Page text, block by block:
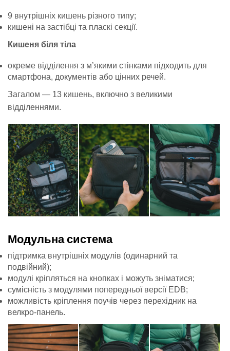
9 внутрішніх кишень різного типу;
кишені на застібці та пласкі секції.
Кишеня біля тіла
окреме відділення з м’якими стінками підходить для
смартфона, документів або цінних речей.
Загалом — 13 кишень, включно з великими
відділеннями.
Модульна система
підтримка внутрішніх модулів (одинарний та
подвійний);
модулі кріпляться на кнопках і можуть зніматися;
сумісність з модулями попередньої версії EDB;
можливість кріплення поучів через перехідник на
велкро-панель.